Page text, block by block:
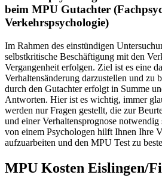
beim MPU Gutachter
Verkehrspsychologie)
Im Rahmen des einstündigen
selbstkritische Beschäftigung mit den
Vergangenheit erfolgen. Ziel ist es eine
Verhaltensänderung darzustellen und zu
durch den Gutachter erfolgt in Summe
Antworten. Hier ist es wichtig, immer
werden nur Fragen gestellt, die zur
und einer Verhaltensprognose
von einem Psychologen hilft Ihnen Ihre
aufzuarbeiten und den MPU Test zu
MPU Kosten Eislingen/